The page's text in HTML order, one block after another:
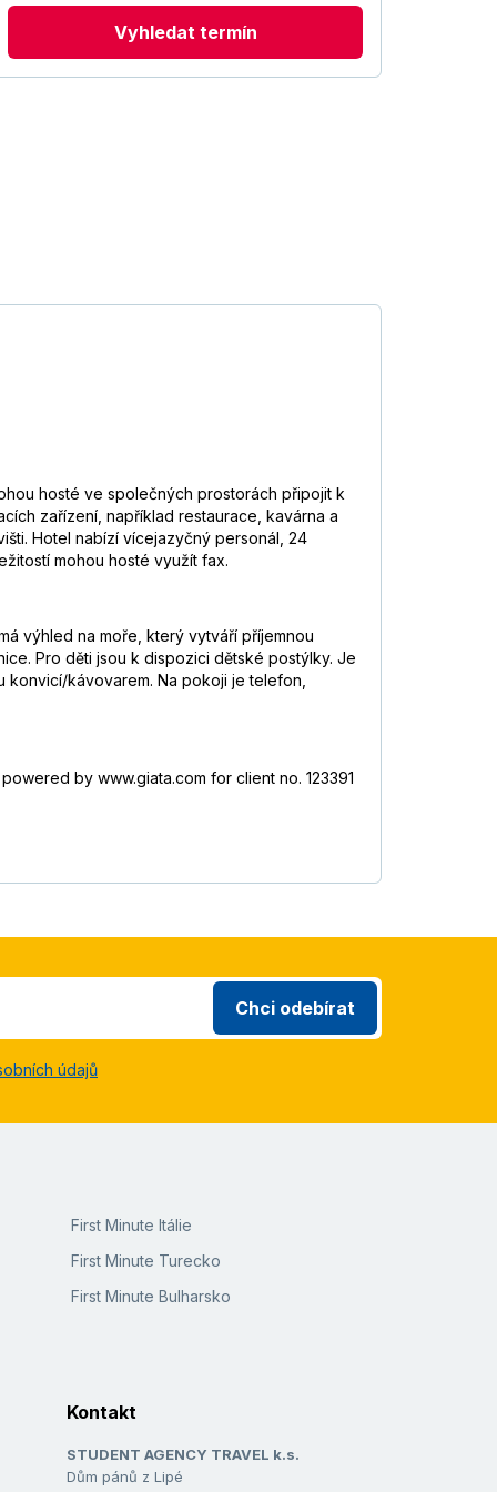
Vyhledat termín
hosté ve společných prostorách připojit k
zařízení, například restaurace, kavárna a
Hotel nabízí vícejazyčný personál, 24
mohou hosté využít fax.
výhled na moře, který vytváří příjemnou
Pro děti jsou k dispozici dětské postýlky. Je
kávovarem. Na pokoji je telefon,
by www.giata.com for client no. 123391
Chci odebírat
údajů
First Minute Itálie
First Minute Turecko
First Minute Bulharsko
Kontakt
STUDENT AGENCY TRAVEL k.s.
Dům pánů z Lipé